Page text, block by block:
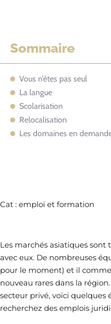
Sommaire
Vous n’êtes pas seul
La langue
Scolarisation
Relocalisation
Les domaines en
Cat : emploi et formation
Les marchés asiatiques sont
avec eux. De nombreuses
pour le moment) et il
nouveau rares dans la
secteur privé, voici quelques
recherchez des emplois